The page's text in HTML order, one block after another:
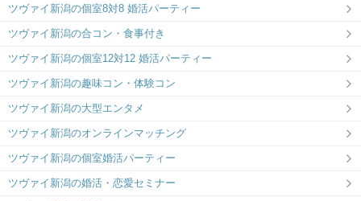
ツヴァイ新潟の個室8対8 婚活パーティー
ツヴァイ新潟の合コン・食事付き
ツヴァイ新潟の個室12対12 婚活パーティー
ツヴァイ新潟の趣味コン・体験コン
ツヴァイ新潟の大型エンタメ
ツヴァイ新潟のオンラインマッチング
ツヴァイ新潟の個室婚活パーティー
ツヴァイ新潟の婚活・恋愛セミナー